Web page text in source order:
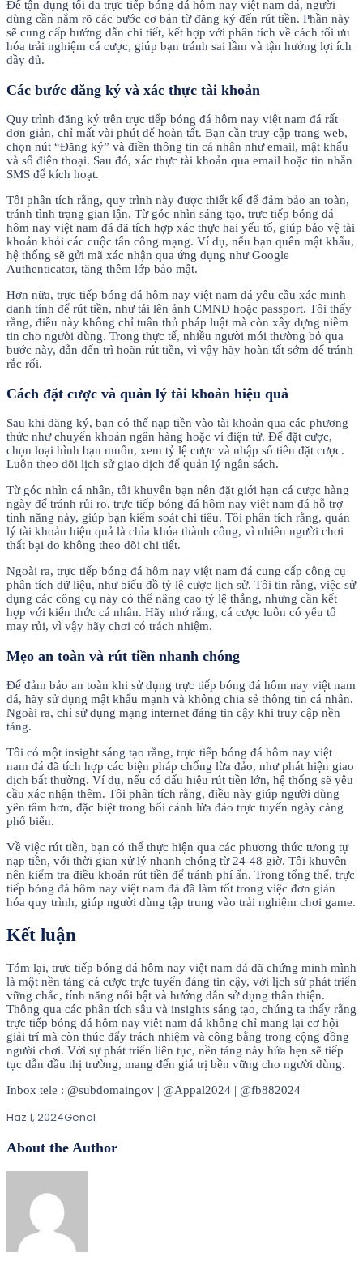
Để tận dụng tối đa trực tiếp bóng đá hôm nay việt nam đá, người
dùng cần nắm rõ các bước cơ bản từ đăng ký đến rút tiền. Phần này
sẽ cung cấp hướng dẫn chi tiết, kết hợp với phân tích về cách tối ưu
hóa trải nghiệm cá cược, giúp bạn tránh sai lầm và tận hưởng lợi ích
đầy đủ.
Các bước đăng ký và xác thực tài khoản
Quy trình đăng ký trên trực tiếp bóng đá hôm nay việt nam đá rất
đơn giản, chỉ mất vài phút để hoàn tất. Bạn cần truy cập trang web,
chọn nút “Đăng ký” và điền thông tin cá nhân như email, mật khẩu
và số điện thoại. Sau đó, xác thực tài khoản qua email hoặc tin nhắn
SMS để kích hoạt.
Tôi phân tích rằng, quy trình này được thiết kế để đảm bảo an toàn,
tránh tình trạng gian lận. Từ góc nhìn sáng tạo, trực tiếp bóng đá
hôm nay việt nam đá đã tích hợp xác thực hai yếu tố, giúp bảo vệ tài
khoản khỏi các cuộc tấn công mạng. Ví dụ, nếu bạn quên mật khẩu,
hệ thống sẽ gửi mã xác nhận qua ứng dụng như Google
Authenticator, tăng thêm lớp bảo mật.
Hơn nữa, trực tiếp bóng đá hôm nay việt nam đá yêu cầu xác minh
danh tính để rút tiền, như tải lên ảnh CMND hoặc passport. Tôi thấy
rằng, điều này không chỉ tuân thủ pháp luật mà còn xây dựng niềm
tin cho người dùng. Trong thực tế, nhiều người mới thường bỏ qua
bước này, dẫn đến trì hoãn rút tiền, vì vậy hãy hoàn tất sớm để tránh
rắc rối.
Cách đặt cược và quản lý tài khoản hiệu quả
Sau khi đăng ký, bạn có thể nạp tiền vào tài khoản qua các phương
thức như chuyển khoản ngân hàng hoặc ví điện tử. Để đặt cược,
chọn loại hình bạn muốn, xem tỷ lệ cược và nhập số tiền đặt cược.
Luôn theo dõi lịch sử giao dịch để quản lý ngân sách.
Từ góc nhìn cá nhân, tôi khuyên bạn nên đặt giới hạn cá cược hàng
ngày để tránh rủi ro. trực tiếp bóng đá hôm nay việt nam đá hỗ trợ
tính năng này, giúp bạn kiểm soát chi tiêu. Tôi phân tích rằng, quản
lý tài khoản hiệu quả là chìa khóa thành công, vì nhiều người chơi
thất bại do không theo dõi chi tiết.
Ngoài ra, trực tiếp bóng đá hôm nay việt nam đá cung cấp công cụ
phân tích dữ liệu, như biểu đồ tỷ lệ cược lịch sử. Tôi tin rằng, việc sử
dụng các công cụ này có thể nâng cao tỷ lệ thắng, nhưng cần kết
hợp với kiến thức cá nhân. Hãy nhớ rằng, cá cược luôn có yếu tố
may rủi, vì vậy hãy chơi có trách nhiệm.
Mẹo an toàn và rút tiền nhanh chóng
Để đảm bảo an toàn khi sử dụng trực tiếp bóng đá hôm nay việt nam
đá, hãy sử dụng mật khẩu mạnh và không chia sẻ thông tin cá nhân.
Ngoài ra, chỉ sử dụng mạng internet đáng tin cậy khi truy cập nền
tảng.
Tôi có một insight sáng tạo rằng, trực tiếp bóng đá hôm nay việt
nam đá đã tích hợp các biện pháp chống lừa đảo, như phát hiện giao
dịch bất thường. Ví dụ, nếu có dấu hiệu rút tiền lớn, hệ thống sẽ yêu
cầu xác nhận thêm. Tôi phân tích rằng, điều này giúp người dùng
yên tâm hơn, đặc biệt trong bối cảnh lừa đảo trực tuyến ngày càng
phổ biến.
Về việc rút tiền, bạn có thể thực hiện qua các phương thức tương tự
nạp tiền, với thời gian xử lý nhanh chóng từ 24-48 giờ. Tôi khuyên
nên kiểm tra điều khoản rút tiền để tránh phí ẩn. Trong tổng thể, trực
tiếp bóng đá hôm nay việt nam đá đã làm tốt trong việc đơn giản
hóa quy trình, giúp người dùng tập trung vào trải nghiệm chơi game.
Kết luận
Tóm lại, trực tiếp bóng đá hôm nay việt nam đá đã chứng minh mình
là một nền tảng cá cược trực tuyến đáng tin cậy, với lịch sử phát triển
vững chắc, tính năng nổi bật và hướng dẫn sử dụng thân thiện.
Thông qua các phân tích sâu và insights sáng tạo, chúng ta thấy rằng
trực tiếp bóng đá hôm nay việt nam đá không chỉ mang lại cơ hội
giải trí mà còn thúc đẩy trách nhiệm và công bằng trong cộng đồng
người chơi. Với sự phát triển liên tục, nền tảng này hứa hẹn sẽ tiếp
tục dẫn đầu thị trường, mang đến giá trị bền vững cho người dùng.
Inbox tele : @subdomaingov | @Appal2024 | @fb882024
Haz 1, 2024Genel
About the Author